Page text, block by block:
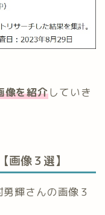
像を紹介していき
画像３選】
輝さんの画像３